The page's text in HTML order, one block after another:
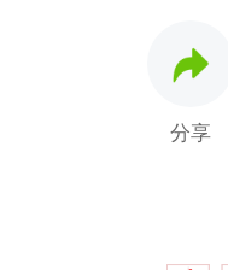
分享